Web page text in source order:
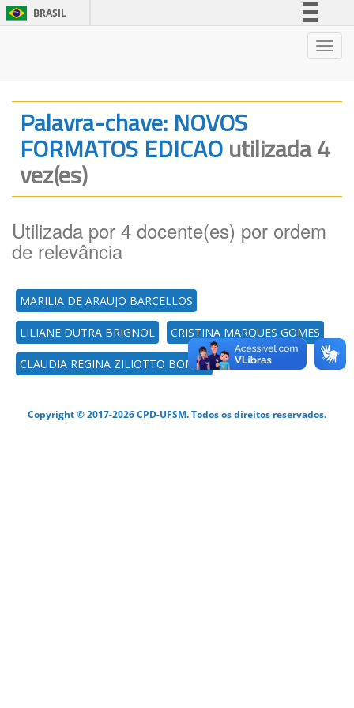
BRASIL
Legislação
Canais
Palavra-chave: NOVOS
FORMATOS EDICAOutilizada 4
vez(es)
Utilizada por 4 docente(es) por ordem
de relevância
MARILIA DE ARAUJO BARCELLOS
LILIANE DUTRA BRIGNOL CRISTINA MARQUES GOMES
CLAUDIA REGINA ZILIOTTO BOMFA
Copyright © 2017-2026 CPD-UFSM. Todos os direitos reservados.